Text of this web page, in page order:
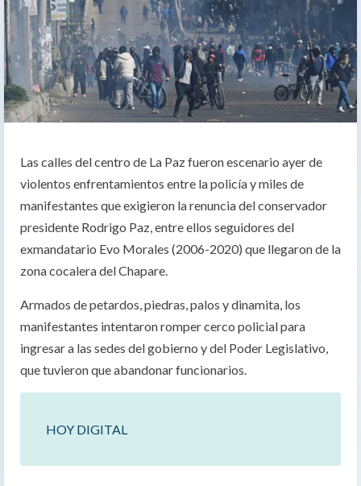
Las calles del centro de La Paz fueron escenario ayer de
violentos enfrentamientos entre la policía y miles de
manifestantes que exigieron la renuncia del conservador
presidente Rodrigo Paz, entre ellos seguidores del
exmandatario Evo Morales (2006-2020) que llegaron de la
zona cocalera del Chapare.
Armados de petardos, piedras, palos y dinamita, los
manifestantes intentaron romper cerco policial para
ingresar a las sedes del gobierno y del Poder Legislativo,
que tuvieron que abandonar funcionarios.
HOY DIGITAL